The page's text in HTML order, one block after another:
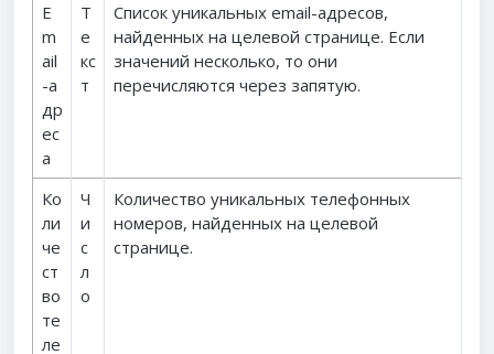
E
m
ail
-а
др
ес
а
Т
е
кс
т
Список уникальных email-адресов,
найденных на целевой странице. Если
значений несколько, то они
перечисляются через запятую.
Ко
ли
че
ст
во
те
ле
Ч
и
с
л
о
Количество уникальных телефонных
номеров, найденных на целевой
странице.